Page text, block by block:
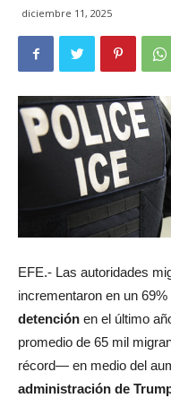
diciembre 11, 2025
EFE.- Las autoridades
incrementaron en un
detención en el último
promedio de 65 mil
récord— en medio del
administración de